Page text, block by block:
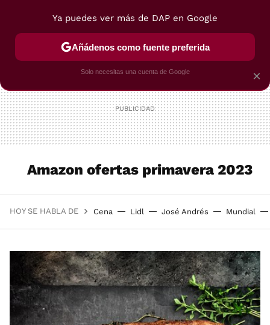
POSTRES VIAJES SELECCIÓN VEGUI
Amazon ofertas primavera 2023
HOY SE HABLA DE Cena Lidl José Andrés Mundial
×
Ya puedes ver más de DAP en Google
Añádenos como fuente preferida
Solo necesitas una cuenta de Google